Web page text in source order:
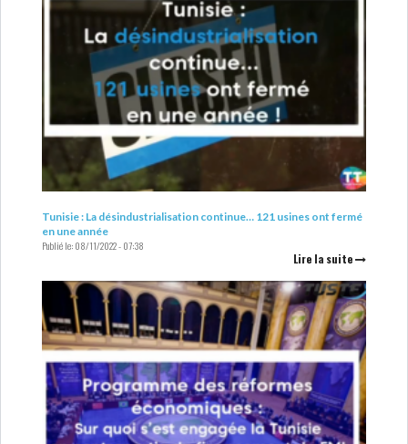
Tunisie : La désindustrialisation continue… 121 usines ont fermé
en une année
Publié le:08/11/2022 - 07:38
Lire la suite